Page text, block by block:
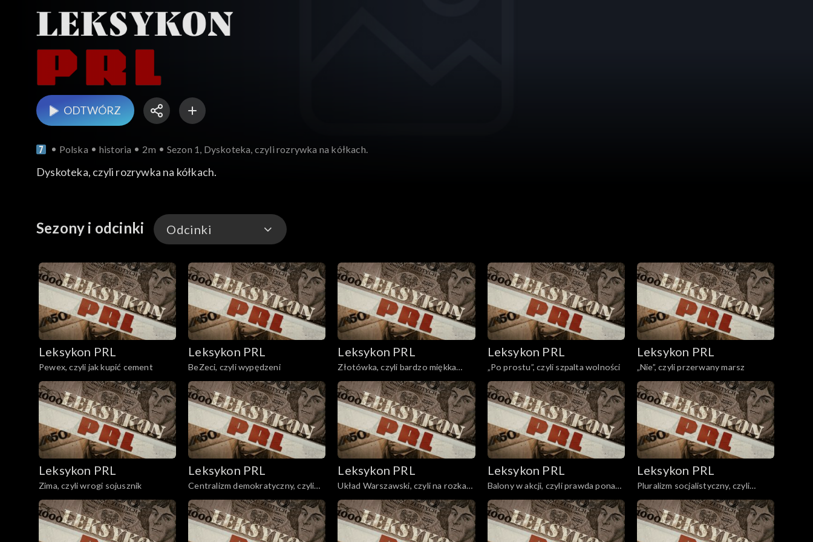
ODTWÓRZ
Polska historia 2m Sezon 1, Dyskoteka, czyli rozrywka na kółkach.
Dyskoteka, czyli rozrywka na kółkach.
Sezony i odcinki Odcinki
Odcinki
Leksykon PRL
Pewex, czyli jak kupić cement
Leksykon PRL
BeZeci, czyli wypędzeni
Leksykon PRL
Złotówka, czyli bardzo miękka
waluta
Leksykon PRL
„Po prostu”, czyli szpalta wolności
Leksykon PRL
„Nie”, czyli przerwany marsz
Leksykon PRL
Zima, czyli wrogi sojusznik
Leksykon PRL
Centralizm demokratyczny, czyli
piramida władzy
Leksykon PRL
Układ Warszawski, czyli na rozkaz
Kremla
Leksykon PRL
Balony w akcji, czyli prawda ponad
granicami
Leksykon PRL
Pluralizm socjalistyczny, czyli
bełkot.